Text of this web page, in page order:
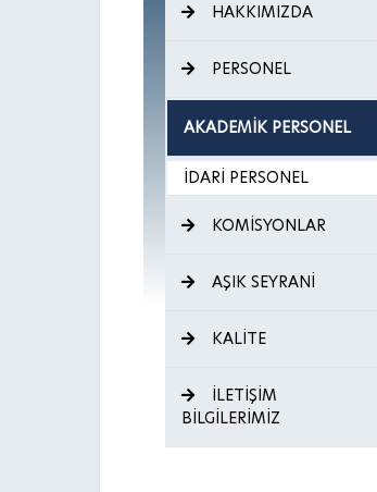
HAKKIMIZDA
PERSONEL
AKADEMİK PERSONEL
İDARİ PERSONEL
KOMİSYONLAR
AŞIK SEYRANİ
KALİTE
İLETİŞİM
BİLGİLERİMİZ